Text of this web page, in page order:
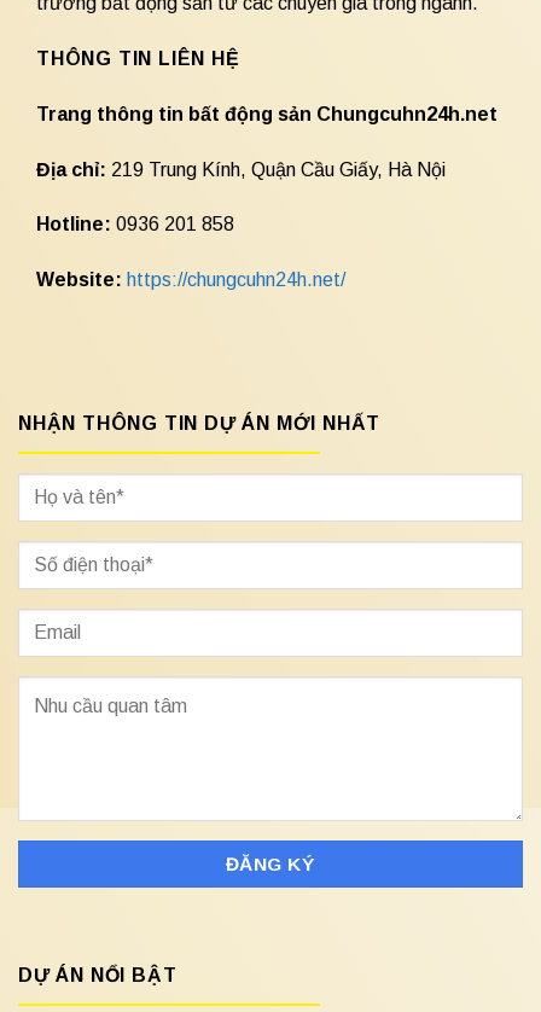
THÔNG TIN LIÊN HỆ
Trang thông tin bất động sản Chungcuhn24h.net
Địa chỉ: 219 Trung Kính, Quận Cầu Giấy, Hà Nội
Hotline: 0936 201 858
Website: https://chungcuhn24h.net/
NHẬN THÔNG TIN DỰ ÁN MỚI NHẤT
DỰ ÁN NỔI BẬT